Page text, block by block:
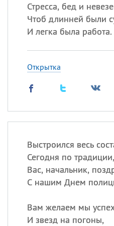
Стресса, бед и
Чтоб длинней были
И легка была работа.
Открытка
Выстроился весь
Сегодня по традиции,
Вас, начальник,
С нашим Днем
Вам желаем мы
И звезд на погоны,